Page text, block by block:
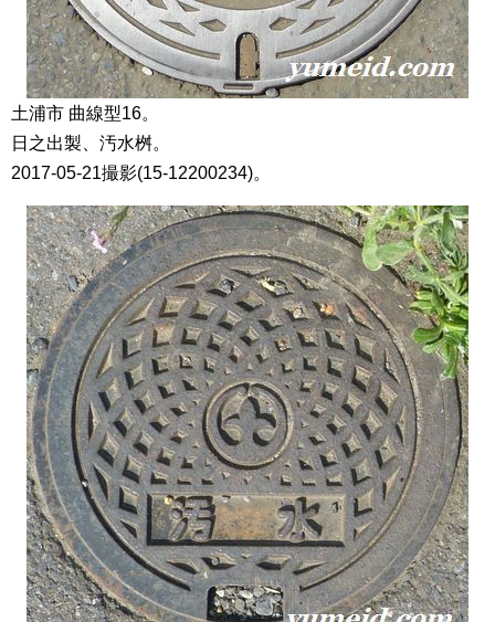
土浦市 曲線型16。
日之出製、汚水桝。
2017-05-21撮影(15-12200234)。